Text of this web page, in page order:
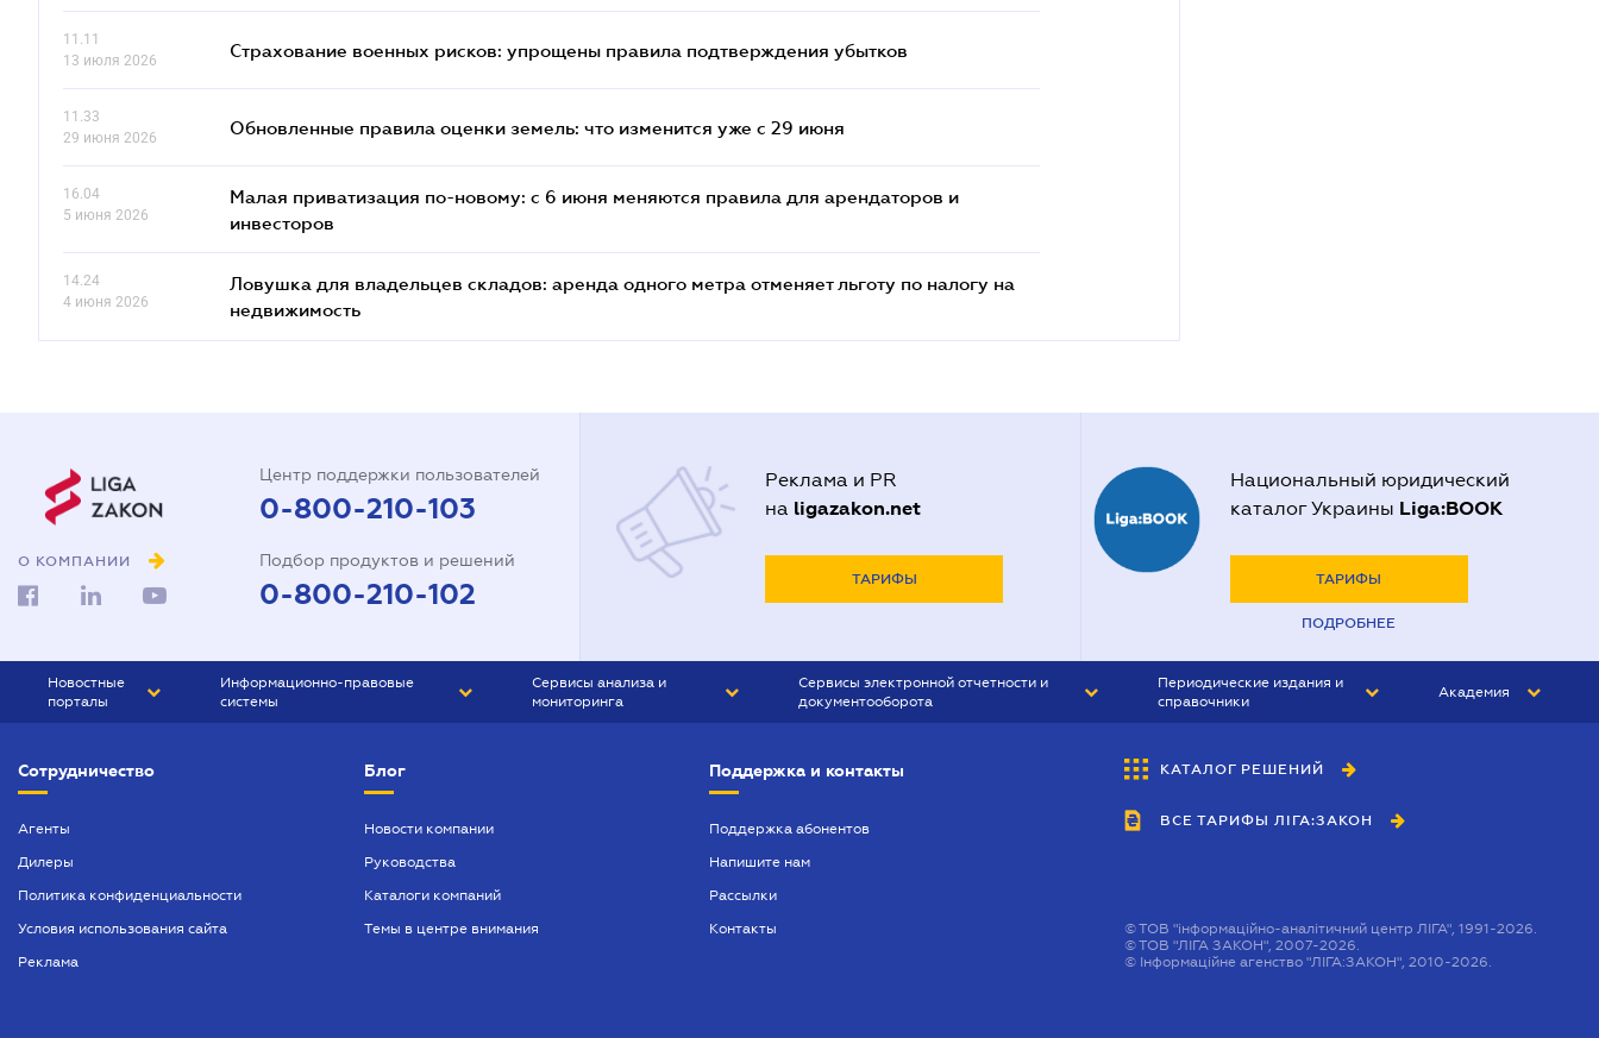
11.11
13 июля 2026
Страхование военных рисков: упрощены правила подтверждения убытков
11.33
29 июня 2026
Обновленные правила оценки земель: что изменится уже с 29 июня
16.04
5 июня 2026
Малая приватизация по-новому: с 6 июня меняются правила для арендаторов и
инвесторов
14.24
4 июня 2026
Ловушка для владельцев складов: аренда одного метра отменяет льготу по налогу на
недвижимость
О КОМПАНИИ
Центр поддержки пользователей
0-800-210-103
Подбор продуктов и решений
0-800-210-102
Реклама и PR
на ligazakon.net
ТАРИФЫ
Национальный юридический
каталог Украины Liga:BOOK
ТАРИФЫ
ПОДРОБНЕЕ
Новостные
порталы
БИЗНЕС
Информационно-правовые
системы
БУХГАЛТЕР ПРОФ
ЮРИСТ ПРОФ
Сервисы анализа и
мониторинга
Сервисы электронной отчетности и
документооборота
Периодические издания и
справочники
БУХГАЛТЕР&ЗАКОН
ВЕСТНИК МСФО
Академия
Сотрудничество
Агенты
Дилеры
Политика конфиденциальности
Условия использования сайта
Реклама
Блог
Новости компании
Руководства
Каталоги компаний
Темы в центре внимания
Поддержка и контакты
Поддержка абонентов
Напишите нам
Рассылки
Контакты
КАТАЛОГ РЕШЕНИЙ
ВСЕ ТАРИФЫ ЛІГА:ЗАКОН
©ТОВ "інформаційно-аналітичний центр ЛІГА", 1991-2026.
©ТОВ "ЛІГА ЗАКОН", 2007-2026.
© Інформаційне агенство "ЛІГА:ЗАКОН", 2010-2026.